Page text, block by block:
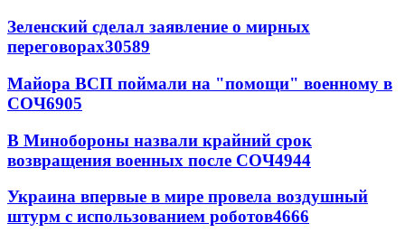
Зеленский сделал заявление о мирных
переговорах30589
Майора ВСП поймали на "помощи" военному в
СОЧ6905
В Минобороны назвали крайний срок
возвращения военных после СОЧ4944
Украина впервые в мире провела воздушный
штурм с использованием роботов4666